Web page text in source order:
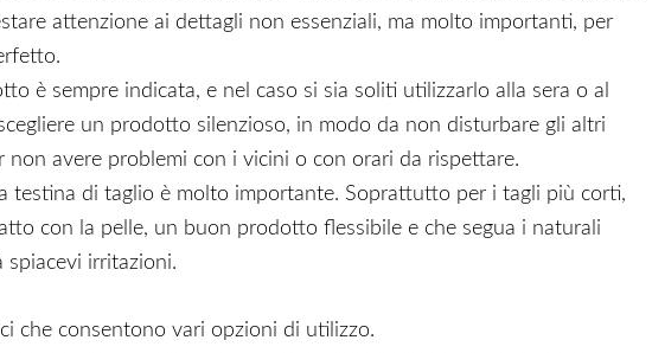
attenzione ai dettagli non essenziali, ma molto importanti, per
è sempre indicata, e nel caso si sia soliti utilizzarlo alla sera o al
un prodotto silenzioso, in modo da non disturbare gli altri
non avere problemi con i vicini o con orari da rispettare.
testina di taglio è molto importante. Soprattutto per i tagli più corti,
con la pelle, un buon prodotto flessibile e che segua i naturali
spiacevi irritazioni.
che consentono vari opzioni di utilizzo.